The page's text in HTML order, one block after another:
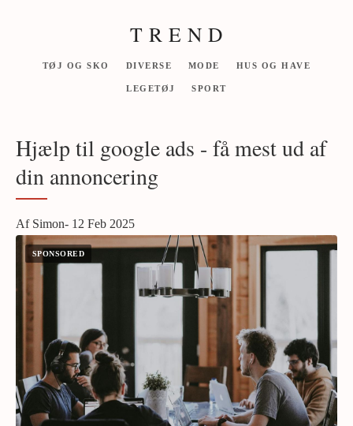
T R E N D
TØJ OG SKO DIVERSE MODE HUS OG HAVE
LEGETØJ SPORT
Hjælp til google ads - få mest ud af
din annoncering
Af Simon- 12 Feb 2025